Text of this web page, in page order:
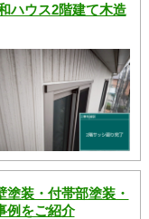
ハウス2階建て木造
装・付帯部塗装・
例をご紹介